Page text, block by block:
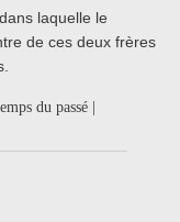
laquelle le
de ces deux frères
du passé |